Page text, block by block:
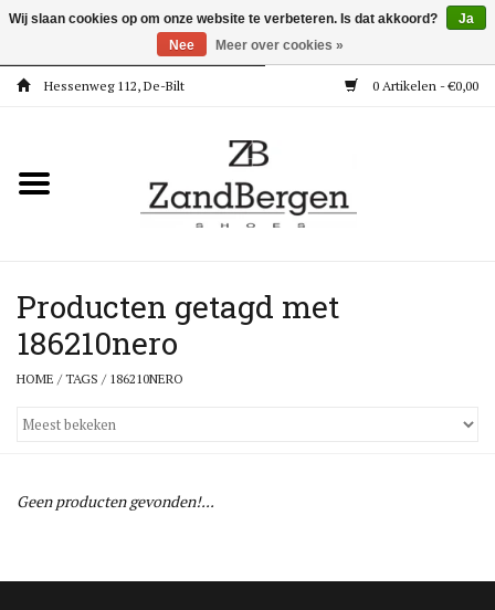
Hessenweg 112, De-Bilt 0 Artikelen - €0,00
Kleding
Meisjes
Jongens
Accessoires
Producten getagd met
186210nero
HOME /TAGS / 186210NERO
Geen producten gevonden!...
Wij slaan cookies op om onze website te verbeteren. Is dat akkoord?
Ja
Nee
Meer over cookies »